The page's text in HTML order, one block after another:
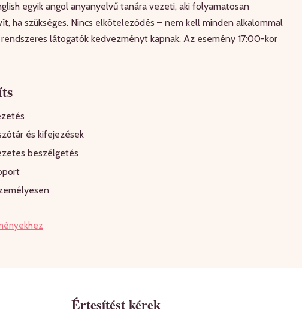
egyik angol anyanyelvű tanára vezeti, aki folyamatosan
ha szükséges. Nincs elköteleződés – nem kell minden alkalommal
látogatók kedvezményt kapnak. Az esemény 17:00-kor
és kifejezések
beszélgetés
Értesítést kérek